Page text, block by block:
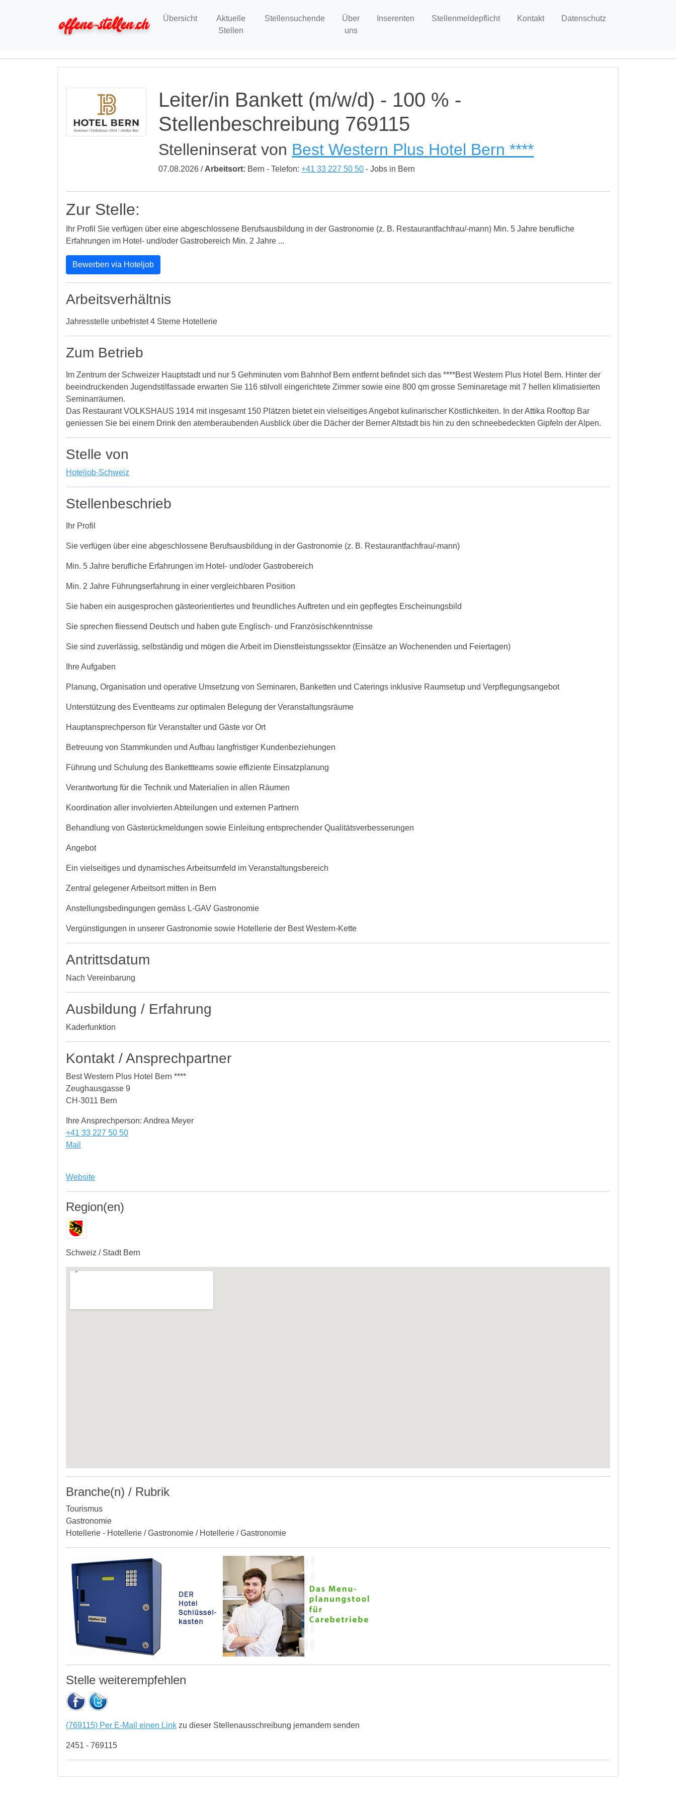
Übersicht
Aktuelle
Stellen
Stellensuchende
Über
uns
Inserenten Stellenmeldepflicht Kontakt Datenschutz
Leiter/in Bankett (m/w/d) - 100 % -
Stellenbeschreibung 769115
Stelleninserat von Best Western Plus Hotel Bern ****
07.08.2026 / Arbeitsort: Bern - Telefon:+41 33 227 50 50 - Jobs in Bern
Zur Stelle:
Ihr Profil Sie verfügen über eine abgeschlossene Berufsausbildung in der Gastronomie (z. B. Restaurantfachfrau/-mann) Min. 5 Jahre berufliche
Erfahrungen im Hotel- und/oder Gastrobereich Min. 2 Jahre ...
Bewerben via Hoteljob
Arbeitsverhältnis
Jahresstelle unbefristet 4 Sterne Hotellerie
Zum Betrieb
Im Zentrum der Schweizer Hauptstadt und nur 5 Gehminuten vom Bahnhof Bern entfernt befindet sich das ****Best Western Plus Hotel Bern. Hinter der
beeindruckenden Jugendstilfassade erwarten Sie 116 stilvoll eingerichtete Zimmer sowie eine 800 qm grosse Seminaretage mit 7 hellen klimatisierten
Seminarräumen.
Das Restaurant VOLKSHAUS 1914 mit insgesamt 150 Plätzen bietet ein vielseitiges Angebot kulinarischer Köstlichkeiten. In der Attika Rooftop Bar
geniessen Sie bei einem Drink den atemberaubenden Ausblick über die Dächer der Berner Altstadt bis hin zu den schneebedeckten Gipfeln der Alpen.
Stelle von
Hoteljob-Schweiz
Stellenbeschrieb
Ihr Profil
Sie verfügen über eine abgeschlossene Berufsausbildung in der Gastronomie (z. B. Restaurantfachfrau/-mann)
Min. 5 Jahre berufliche Erfahrungen im Hotel- und/oder Gastrobereich
Min. 2 Jahre Führungserfahrung in einer vergleichbaren Position
Sie haben ein ausgesprochen gästeorientiertes und freundliches Auftreten und ein gepflegtes Erscheinungsbild
Sie sprechen fliessend Deutsch und haben gute Englisch- und Französischkenntnisse
Sie sind zuverlässig, selbständig und mögen die Arbeit im Dienstleistungssektor (Einsätze an Wochenenden und Feiertagen)
Ihre Aufgaben
Planung, Organisation und operative Umsetzung von Seminaren, Banketten und Caterings inklusive Raumsetup und Verpflegungsangebot
Unterstützung des Eventteams zur optimalen Belegung der Veranstaltungsräume
Hauptansprechperson für Veranstalter und Gäste vor Ort
Betreuung von Stammkunden und Aufbau langfristiger Kundenbeziehungen
Führung und Schulung des Bankettteams sowie effiziente Einsatzplanung
Verantwortung für die Technik und Materialien in allen Räumen
Koordination aller involvierten Abteilungen und externen Partnern
Behandlung von Gästerückmeldungen sowie Einleitung entsprechender Qualitätsverbesserungen
Angebot
Ein vielseitiges und dynamisches Arbeitsumfeld im Veranstaltungsbereich
Zentral gelegener Arbeitsort mitten in Bern
Anstellungsbedingungen gemäss L-GAV Gastronomie
Vergünstigungen in unserer Gastronomie sowie Hotellerie der Best Western-Kette
Antrittsdatum
Nach Vereinbarung
Ausbildung / Erfahrung
Kaderfunktion
Kontakt / Ansprechpartner
Best Western Plus Hotel Bern ****
Zeughausgasse 9
CH-3011 Bern
Ihre Ansprechperson: Andrea Meyer
+41 33 227 50 50
Mail
Website
Region(en)
Schweiz / Stadt Bern
Branche(n) / Rubrik
Tourismus
Gastronomie
Hotellerie - Hotellerie / Gastronomie / Hotellerie / Gastronomie
Stelle weiterempfehlen
(769115) Per E-Mail einen Link zu dieser Stellenausschreibung jemandem senden
2451 - 769115